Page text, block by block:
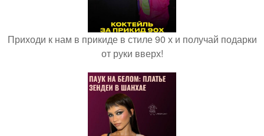
Приходи к нам в прикиде в стиле 90 х и получай подарки
от руки вверх!